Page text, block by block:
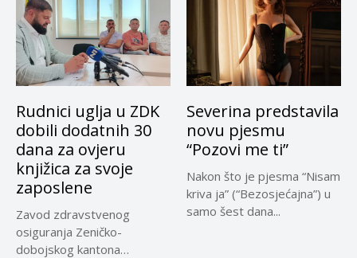
Rudnici uglja u ZDK
dobili dodatnih 30
dana za ovjeru
knjižica za svoje
zaposlene
Zavod zdravstvenog
osiguranja Zeničko-
dobojskog kantona
Severina predstavila
novu pjesmu
“Pozovi me ti”
Nakon što je pjesma “Nisam
kriva ja” (“Bezosjećajna”) u
samo šest dana...